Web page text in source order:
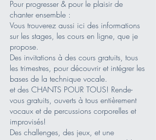
Pour progresser & pour le plaisir de
chanter ensemble :
Vous trouverez aussi ici des informations
sur les stages, les cours en ligne, que je
propose.
Des invitations à des cours gratuits, tous
les trimestres, pour découvrir et intégrer les
bases de la technique vocale.
et des CHANTS POUR TOUS! Rende-
vous gratuits, ouverts à tous entièrement
vocaux et de percussions corporelles et
improvisés!
Des challenges, des jeux, et une